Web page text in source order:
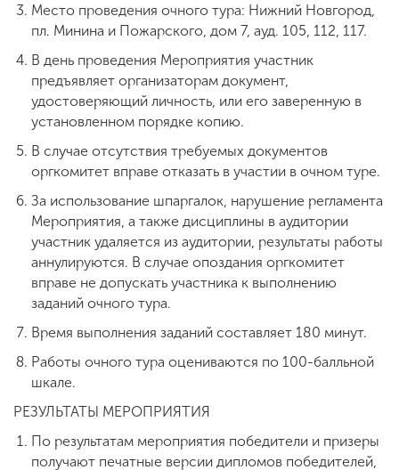
Место проведения очного тура: Нижний Новгород,
пл. Минина и Пожарского, дом 7, ауд. 105, 112, 117.
В день проведения Мероприятия участник
предъявляет организаторам документ,
удостоверяющий личность, или его заверенную в
установленном порядке копию.
В случае отсутствия требуемых документов
оргкомитет вправе отказать в участии в очном туре.
За использование шпаргалок, нарушение регламента
Мероприятия, а также дисциплины в аудитории
участник удаляется из аудитории, результаты работы
аннулируются. В случае опоздания оргкомитет
вправе не допускать участника к выполнению
заданий очного тура.
Время выполнения заданий составляет 180 минут.
Работы очного тура оцениваются по 100-балльной
шкале.
РЕЗУЛЬТАТЫ МЕРОПРИЯТИЯ
По результатам мероприятия победители и призеры
получают печатные версии дипломов победителей,